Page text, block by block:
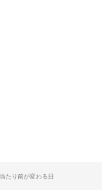
たり前が変わる日